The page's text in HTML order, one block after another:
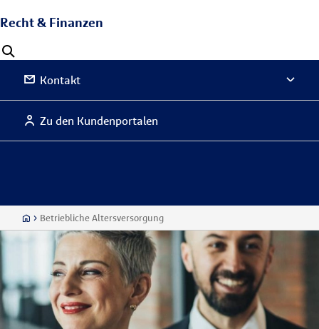
Recht & Finanzen
Kontakt
Zu den Kundenportalen
Betriebliche Altersversorgung